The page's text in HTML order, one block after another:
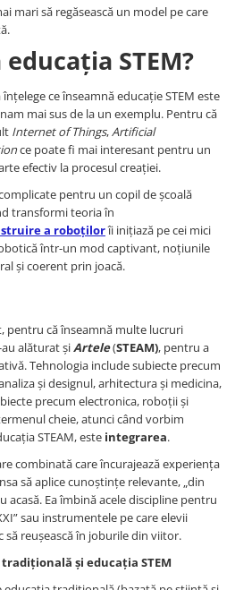
mari să regăsească un model pe care
STEM?
ce înseamnă educație STEM este
mai sus de la un exemplu. Pentru că
Internet of Things,Artificial
ce poate fi mai interesant pentru un
efectiv la procesul creației.
pentru un copil de școală
transformi teoria în
a roboțilorîi inițiază pe cei mici
într-un mod captivant, noțiunile
și coerent prin joacă.
pentru că înseamnă multe lucruri
alăturat șiArtele(STEAM), pentru a
Tehnologia include subiecte precum
și designul, arhitectura și medicina,
precum electronica, roboții și
cheie, atunci când vorbim
STEAM, este integrarea.
combinată care încurajează experiența
să aplice cunoștințe relevante, „din
acasă. Ea îmbină acele discipline pentru
sau instrumentele pe care elevii
să reușească în joburile din viitor.
și educația STEM